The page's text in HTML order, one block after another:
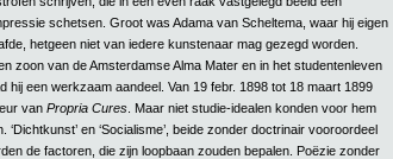
schetsen. Groot was Adama van Scheltema, waar hij eigen
hetgeen niet van iedere kunstenaar mag gezegd worden.
zoon van de Amsterdamse Alma Mater en in het studentenleven
hij een werkzaam aandeel. Van 19 febr. 1898 tot 18 maart 1899
van Propria Cures. Maar niet studie-idealen konden voor hem
‘Dichtkunst’ en ‘Socialisme’, beide zonder doctrinair vooroordeel
de factoren, die zijn loopbaan zouden bepalen. Poëzie zonder